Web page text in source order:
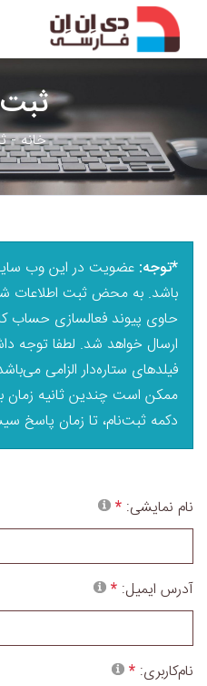
خانه
*توجه: عضویت در این وب
باشد. به محض ثبت اطلاعات
حاوی پیوند فعالسازی حساب
ارسال خواهد شد. لطفا توجه
فیلدهای ستاره‌دار الزامی
ممکن است چندین ثانیه زمان
دکمه ثبت‌نام، تا زمان پاسخ
نام نمایشی:
آدرس ایمیل:
نام‌کاربری: